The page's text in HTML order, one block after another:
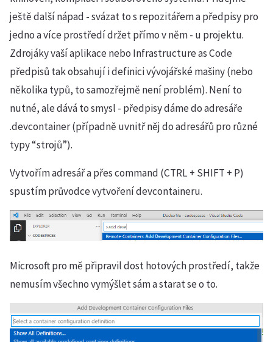
ještě další nápad - svázat to s repozitářem a předpisy pro
jedno a více prostředí držet přímo v něm - u projektu.
Zdrojáky vaší aplikace nebo Infrastructure as Code
předpisů tak obsahují i definici vývojářské mašiny (nebo
několika typů, to samozřejmě není problém). Není to
nutné, ale dává to smysl - předpisy dáme do adresáře
.devcontainer (případně uvnitř něj do adresářů pro různé
typy “strojů”).
Vytvořím adresář a přes command (CTRL + SHIFT + P)
spustím průvodce vytvoření devcontaineru.
Microsoft pro mě připravil dost hotových prostředí, takže
nemusím všechno vymýšlet sám a starat se o to.